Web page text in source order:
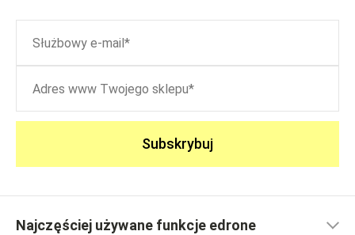
Subskrybuj
Najczęściej używane funkcje edrone